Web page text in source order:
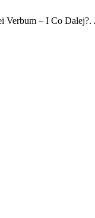
Verbum – I Co Dalej?.